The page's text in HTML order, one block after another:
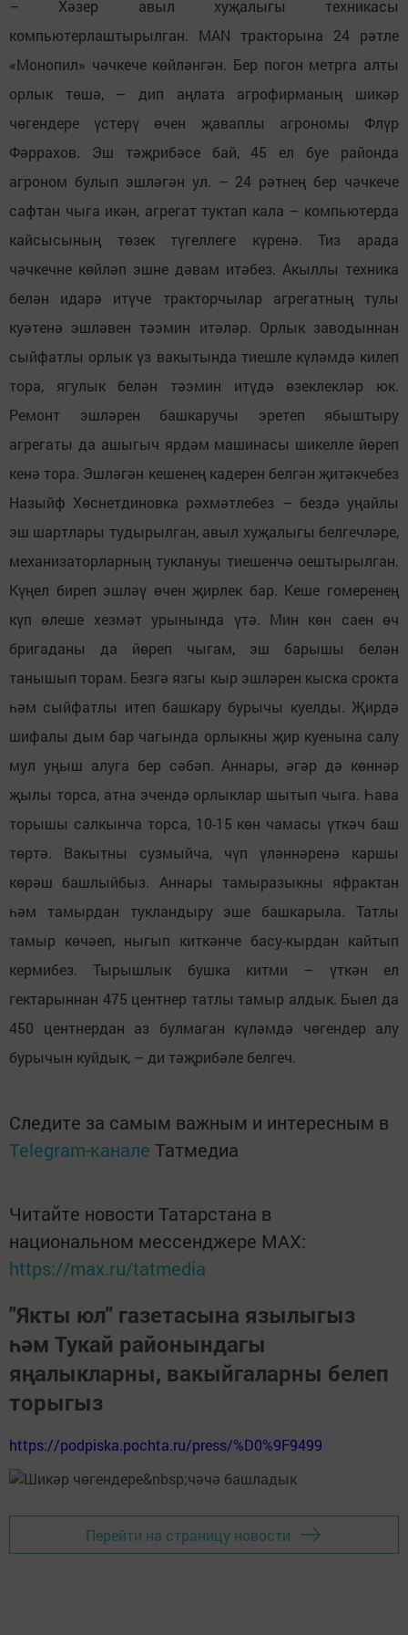
– Хәзер авыл хуҗалыгы техникасы
компьютерлаштырылган. MAN тракторына 24 рәтле
«Монопил» чәчкече көйләнгән. Бер погон метрга алты
орлык төшә, – дип аңлата агрофирманың шикәр
чөгендере үстерү өчен җаваплы агрономы Флүр
Фәррахов. Эш тәҗрибәсе бай, 45 ел буе районда
агроном булып эшләгән ул. – 24 рәтнең бер чәчкече
сафтан чыга икән, агрегат туктап кала – компьютерда
кайсысының төзек түгеллеге күренә. Тиз арада
чәчкечне көйләп эшне дәвам итәбез. Акыллы техника
белән идарә итүче тракторчылар агрегатның тулы
куәтенә эшләвен тәэмин итәләр. Орлык заводыннан
сыйфатлы орлык үз вакытында тиешле күләмдә килеп
тора, ягулык белән тәэмин итүдә өзеклекләр юк.
Ремонт эшләрен башкаручы эретеп ябыштыру
агрегаты да ашыгыч ярдәм машинасы шикелле йөреп
кенә тора. Эшләгән кешенең кадерен белгән җитәкчебез
Назыйф Хөснетдиновка рәхмәтлебез – бездә уңайлы
эш шартлары тудырылган, авыл хуҗалыгы белгечләре,
механизаторларның туклануы тиешенчә оештырылган.
Күңел биреп эшләү өчен җирлек бар. Кеше гомеренең
күп өлеше хезмәт урынында үтә. Мин көн саен өч
бригаданы да йөреп чыгам, эш барышы белән
танышып торам. Безгә язгы кыр эшләрен кыска срокта
һәм сыйфатлы итеп башкару бурычы куелды. Җирдә
шифалы дым бар чагында орлыкны җир куенына салу
мул уңыш алуга бер сәбәп. Аннары, әгәр дә көннәр
җылы торса, атна эчендә орлыклар шытып чыга. Һава
торышы салкынча торса, 10-15 көн чамасы үткәч баш
төртә. Вакытны сузмыйча, чүп үләннәренә каршы
көрәш башлыйбыз. Аннары тамыразыкны яфрактан
һәм тамырдан тукландыру эше башкарыла. Татлы
тамыр көчәеп, ныгып киткәнче басу-кырдан кайтып
кермибез. Тырышлык бушка китми – үткән ел
гектарыннан 475 центнер татлы тамыр алдык. Быел да
450 центнердан аз булмаган күләмдә чөгендер алу
бурычын куйдык, – ди тәҗрибәле белгеч.
Следите за самым важным и интересным в
Telegram-канале Татмедиа
Читайте новости Татарстана в
национальном мессенджере MАХ:
https://max.ru/tatmedia
"Якты юл" газетасына язылыгыз
һәм Тукай районындагы
яңалыкларны, вакыйгаларны белеп
торыгыз
https://podpiska.pochta.ru/press/%D0%9F9499
Перейти на страницу новости